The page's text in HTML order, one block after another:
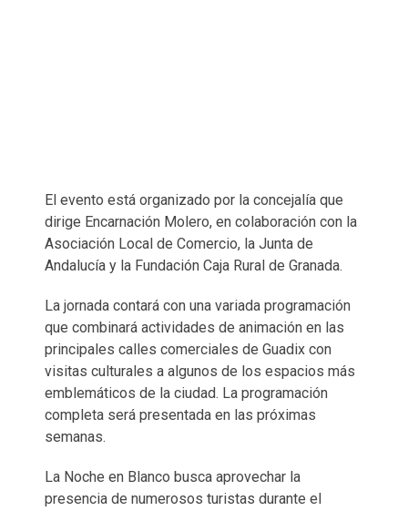
El evento está organizado por la concejalía que
dirige Encarnación Molero, en colaboración con la
Asociación Local de Comercio, la Junta de
Andalucía y la Fundación Caja Rural de Granada.
La jornada contará con una variada programación
que combinará actividades de animación en las
principales calles comerciales de Guadix con
visitas culturales a algunos de los espacios más
emblemáticos de la ciudad. La programación
completa será presentada en las próximas
semanas.
La Noche en Blanco busca aprovechar la
presencia de numerosos turistas durante el